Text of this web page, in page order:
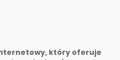
który oferuje